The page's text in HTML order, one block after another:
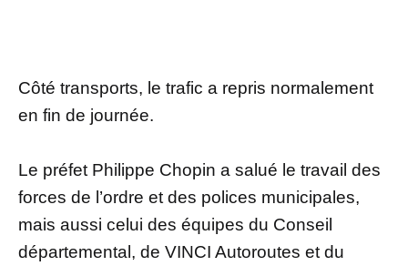
Côté transports, le trafic a repris normalement
en fin de journée.
Le préfet Philippe Chopin a salué le travail des
forces de l’ordre et des polices municipales,
mais aussi celui des équipes du Conseil
départemental, de VINCI Autoroutes et du